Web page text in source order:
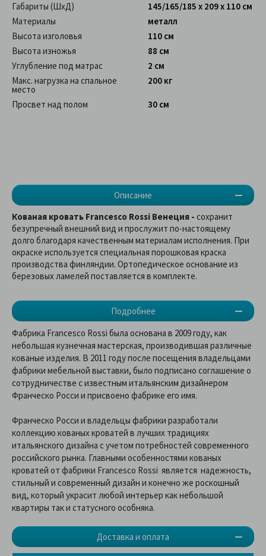
Описание
Подробнее
Доставка и оплата
Габариты (ШхД)
145/165/185 х 209 х 110 см
Материалы
металл
Высота изголовья
110 см
Высота изножья
88 см
Углубление под матрас
2 см
Макс. нагрузка на спальное
место
200 кг
Просвет над полом 30 см
Кованая кровать Francesco Rossi Венеция - сохранит
безупречный внешний вид и прослужит по-настоящему
долго благодаря качественным материалам исполнения. При
окраске используется специальная порошковая краска
производства финляндии. Ортопедическое основание из
березовых ламелей поставляется в комплекте.
Фабрика Francesco Rossi была основана в 2009 году, как
небольшая кузнечная мастерская, производившая различные
кованые изделия. В 2011 году после посещения владельцами
фабрики мебельной выставки, было подписано соглашение о
сотрудничестве с известным итальянским дизайнером
Франческо Росси и присвоено фабрике его имя.
Франческо Росси и владельцы фабрики разработали
коллекцию кованых кроватей в лучших традициях
итальянского дизайна с учетом потребностей современного
российского рынка. Главными особенностями кованых
кроватей от фабрики Francesco Rossi является надежность,
стильный и современный дизайн и конечно же роскошный
вид, который украсит любой интерьер как небольшой
квартиры так и статусного особняка.